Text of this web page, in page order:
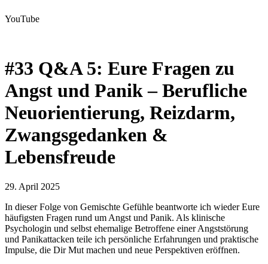
YouTube
#33 Q&A 5: Eure Fragen zu
Angst und Panik – Berufliche
Neuorientierung, Reizdarm,
Zwangsgedanken &
Lebensfreude
29. April 2025
In dieser Folge von Gemischte Gefühle beantworte ich wieder Eure
häufigsten Fragen rund um Angst und Panik. Als klinische
Psychologin und selbst ehemalige Betroffene einer Angststörung
und Panikattacken teile ich persönliche Erfahrungen und praktische
Impulse, die Dir Mut machen und neue Perspektiven eröffnen.